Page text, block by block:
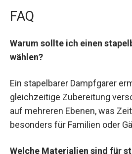
FAQ
Warum sollte ich einen
wählen?
Ein stapelbarer Dampfgarer
gleichzeitige Zubereitung
auf mehreren Ebenen, was
besonders für Familien oder
Welche Materialien sind für